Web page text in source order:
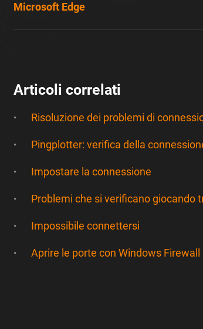
Microsoft Edge
Articoli correlati
Risoluzione dei problemi di
Pingplotter: verifica della
Impostare la connessione
Problemi che si verificano giocando
Impossibile connettersi
Aprire le porte con Windows Firewall